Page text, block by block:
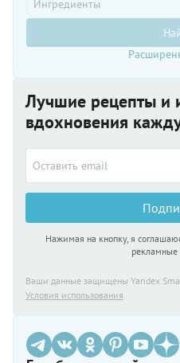
Лучшие рецепты и
вдохновения
Нажимая на кнопку, я
Ваши данные защищены Yandex
Условия использования